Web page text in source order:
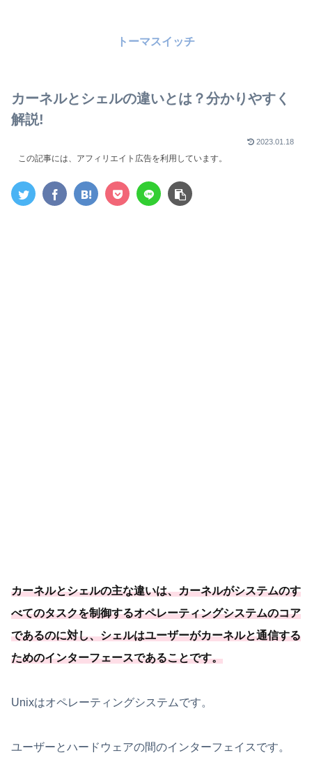
トーマスイッチ
カーネルとシェルの違いとは？分かりやすく
解説!
2023.01.18
この記事には、アフィリエイト広告を利用しています。
カーネルとシェルの主な違いは、カーネルがシステムのす
べてのタスクを制御するオペレーティングシステムのコア
であるのに対し、シェルはユーザーがカーネルと通信する
ためのインターフェースであることです。
Unixはオペレーティングシステムです。
ユーザーとハードウェアの間のインターフェイスです。